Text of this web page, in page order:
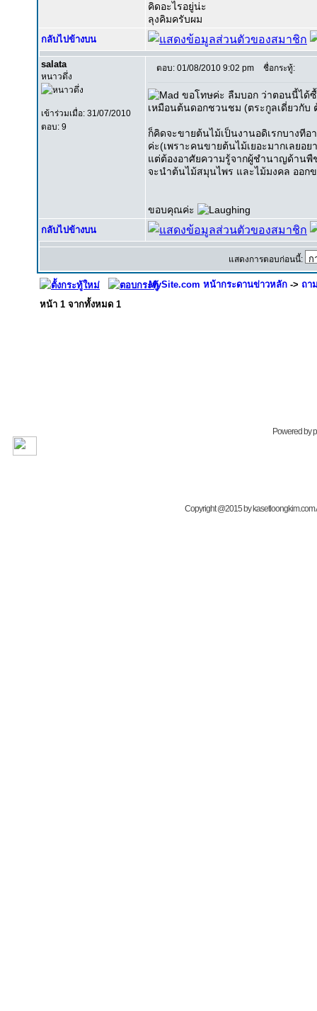
คิดอะไรอยู่น่ะ
ลุงคิมครับผม
กลับไปข้างบน
salata
หนาวดึ่ง
เข้าร่วมเมื่อ: 31/07/2010
ตอบ: 9
ตอบ: 01/08/2010 9:02 pm ชื่อกระทู้:
ขอโทษค่ะ ลืมบอก ว่าตอนนี้ได้
เหมือนต้นดอกชวนชม (ตระกูลเดี่ยวกั
ก็คิดจะขายต้นไม้เป็นงานอดิเรกบางที
ค่ะ(เพราะคนขายต้นไม้เยอะมากเลยอ
แต่ต้องอาศัยความรู้จากผู้ชำนาญด้านพื
จะนำต้นไม้สมุนไพร และไม้มงคล ออก
ขอบคุณค่ะ
กลับไปข้างบน
แสดงการตอบก่อนนี้:
MySite.com หน้ากระดานข่าวหลัก -> ถา
หน้า 1 จากทั้งหมด 1
Powered by
Copyright @2015 by kasetloongkim.com